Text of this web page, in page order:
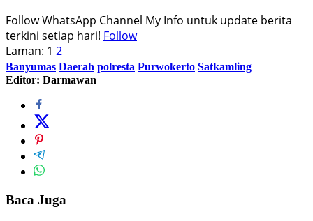
Follow WhatsApp Channel My Info untuk update berita
terkini setiap hari! Follow
Laman: 1 2
Banyumas Daerah polresta Purwokerto Satkamling
Editor: Darmawan
Baca Juga